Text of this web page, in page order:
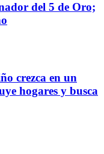
del 5 de Oro;
crezca en un
hogares y busca